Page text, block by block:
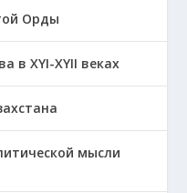
Орды
в ХҮІ-ХҮІІ веках
мысли